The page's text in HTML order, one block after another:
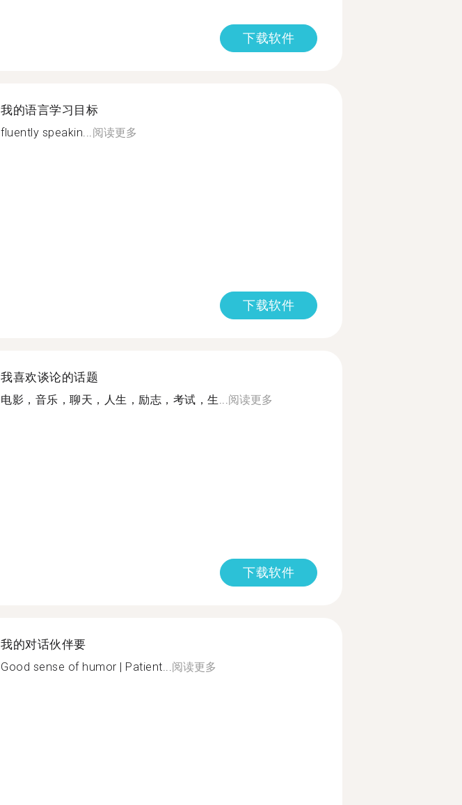
下载软件
我的语言学习目标
fluently speakin...阅读更多
下载软件
我喜欢谈论的话题
电影，音乐，聊天，人生，励志，考试，生...阅读更多
下载软件
我的对话伙伴要
Good sense of humor | Patient...阅读更多